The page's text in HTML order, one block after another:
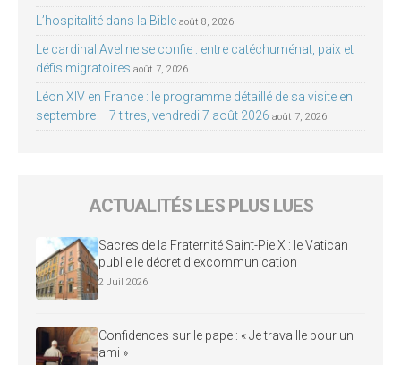
L’hospitalité dans la Bible août 8, 2026
Le cardinal Aveline se confie : entre catéchuménat, paix et
défis migratoires août 7, 2026
Léon XIV en France : le programme détaillé de sa visite en
septembre – 7 titres, vendredi 7 août 2026 août 7, 2026
ACTUALITÉS LES PLUS LUES
Sacres de la Fraternité Saint-Pie X : le Vatican
publie le décret d’excommunication
2 Juil 2026
Confidences sur le pape : « Je travaille pour un
ami »